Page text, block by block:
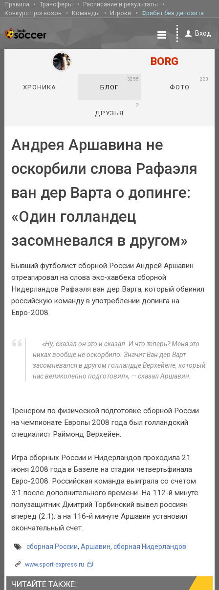
Правила Трансферы
Расписание и результаты
Конкурс прогнозов
Команды Игроки Фрибет без депозита
Вход
BORG
ХРОНИКА БЛОГ
3255
ФОТО
220
ДРУЗЬЯ
3
Андрея Аршавина не
оскорбили слова Рафаэля
ван дер Варта о допинге:
«Один голландец
засомневался в другом»
Бывший футболист сборной России Андрей Аршавин
отреагировал на слова экс-хавбека сборной
Нидерландов Рафаэля ван дер Варта, который обвинил
российскую команду в употреблении допинга на
Евро-2008.
«Ну, сказал он это и сказал. И что теперь? Меня это
никак вообще не оскорбило. Значит Ван дер Варт
засомневался в другом голландце Верхейене, который
нас великолепно подготовил», — сказал Аршавин.
Тренером по физической подготовке сборной России
на чемпионате Европы 2008 года был голландский
специалист Раймонд Верхейен.
Игра сборных России и Нидерландов проходила 21
июня 2008 года в Базеле на стадии четвертьфинала
Евро-2008. Российская команда выиграла со счетом
3:1 после дополнительного времени. На 112-й минуте
полузащитник Дмитрий Торбинский вывел россиян
вперед (2:1), а на 116-й минуте Аршавин установил
окончательный счет.
сборная России, Аршавин, сборная Нидерландов
www.sport-express.ru
ЧИТАЙТЕ ТАКЖЕ: